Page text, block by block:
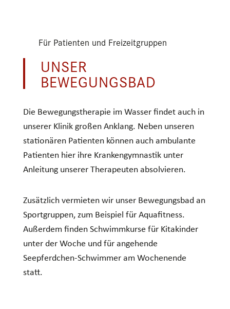
Für Patienten und Freizeitgruppen
UNSER
BEWEGUNGSBAD
Die Bewegungstherapie im Wasser findet auch in
unserer Klinik großen Anklang. Neben unseren
stationären Patienten können auch ambulante
Patienten hier ihre Krankengymnastik unter
Anleitung unserer Therapeuten absolvieren.
Zusätzlich vermieten wir unser Bewegungsbad an
Sportgruppen, zum Beispiel für Aquafitness.
Außerdem finden Schwimmkurse für Kitakinder
unter der Woche und für angehende
Seepferdchen-Schwimmer am Wochenende
statt.